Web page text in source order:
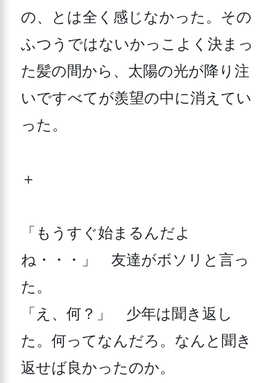
の、とは全く感じなかった。その
ふつうではないかっこよく決まっ
た髪の間から、太陽の光が降り注
いですべてが羨望の中に消えてい
った。
＋
「もうすぐ始まるんだよ
ね・・・」　友達がボソリと言っ
た。
「え、何？」　少年は聞き返し
た。何ってなんだろ。なんと聞き
返せば良かったのか。